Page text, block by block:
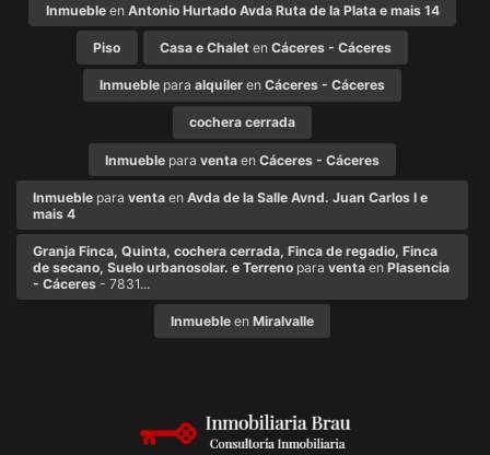
Inmuebleen Antonio Hurtado Avda Ruta de la Plata e mais 14
Piso Casa e Chaleten Cáceres - Cáceres
Inmueble para alquiler en Cáceres - Cáceres
cochera cerrada
Inmueble para venta en Cáceres - Cáceres
Inmueble paraventa enAvda de la Salle Avnd. Juan Carlos I e
mais 4
Granja Finca, Quinta, cochera cerrada, Finca de regadio, Finca
de secano, Suelo urbanosolar. e Terreno paraventa enPlasencia
- Cáceres - 7831...
Inmueble en Miralvalle